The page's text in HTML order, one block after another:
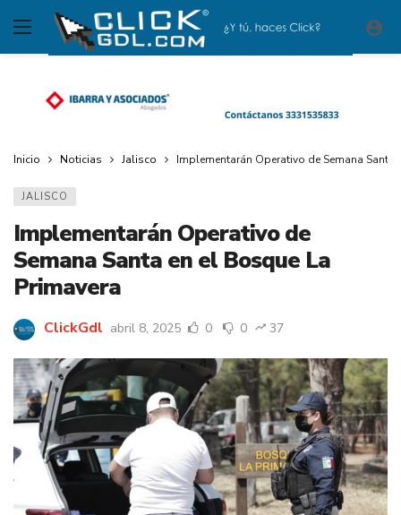
Inicio Noticias Jalisco Implementarán Operativo de Semana Santa
JALISCO
Implementarán Operativo de
Semana Santa en el Bosque La
Primavera
ClickGdl abril 8, 2025 0 0 37